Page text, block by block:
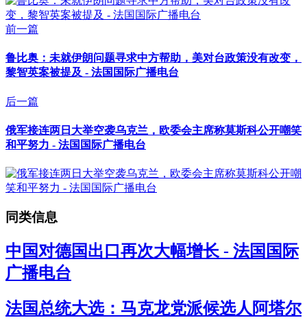
前一篇
鲁比奥：未就伊朗问题寻求中方帮助，美对台政策没有改变，
黎智英案被提及 - 法国国际广播电台
后一篇
俄军接连两日大举空袭乌克兰，欧委会主席称莫斯科公开嘲笑
和平努力 - 法国国际广播电台
同类信息
中国对德国出口再次大幅增长 - 法国国际
广播电台
法国总统大选：马克龙党派候选人阿塔尔